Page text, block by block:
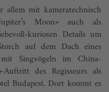
mit kameratechnisch
Moon» auch als
kuriosen Details um
auf dem Dach eines
Singvögeln im Chi­na-
des Regisseurs als
Budapest. Dort kommt es